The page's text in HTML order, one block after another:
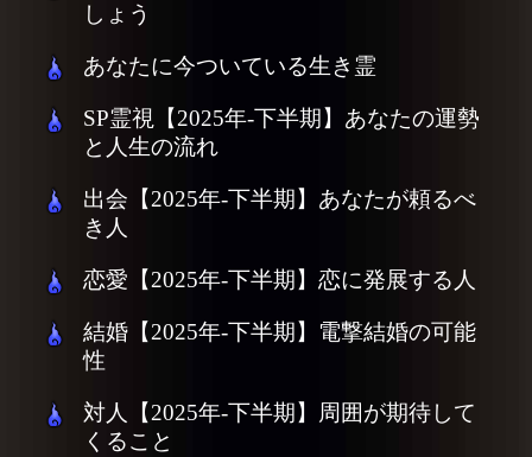
しょう
あなたに今ついている生き霊
SP霊視【2025年-下半期】あなたの運勢
と人生の流れ
出会【2025年-下半期】あなたが頼るべ
き人
恋愛【2025年-下半期】恋に発展する人
結婚【2025年-下半期】電撃結婚の可能
性
対人【2025年-下半期】周囲が期待して
くること